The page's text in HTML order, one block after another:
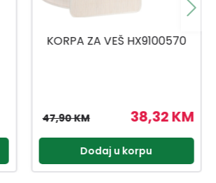
TUFFEX TP1715 KORPA ZA
14,90 KM
Dodaj u korpu